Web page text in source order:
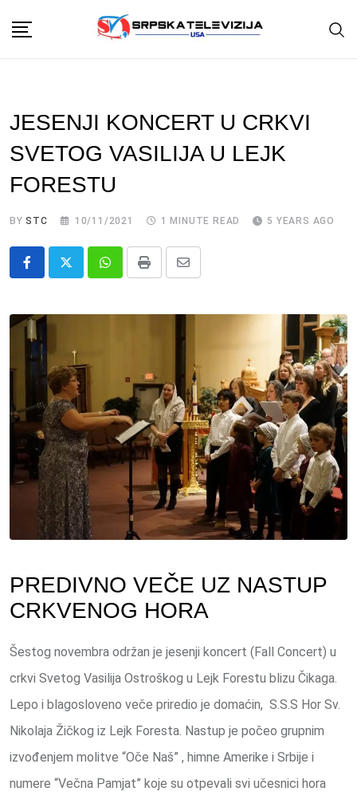
JESENJI KONCERT U CRKVI
SVETOG VASILIJA U LEJK
FORESTU
BYSTC 10/11/2021 1 MINUTE READ 5 YEARS AGO
Whatsapp
Print
Share
PREDIVNO VEČE UZ NASTUP
CRKVENOG HORA
Šestog novembra održan je jesenji koncert (Fall Concert) u
crkvi Svetog Vasilija Ostroškog u Lejk Forestu blizu Čikaga.
Lepo i blagosloveno veče priredio je domaćin, S.S.S Hor Sv.
Nikolaja Žičkog iz Lejk Foresta. Nastup je počeo grupnim
izvođenjem molitve “Oče Naš” , himne Amerike i Srbije i
numere “Večna Pamjat” koje su otpevali svi učesnici hora